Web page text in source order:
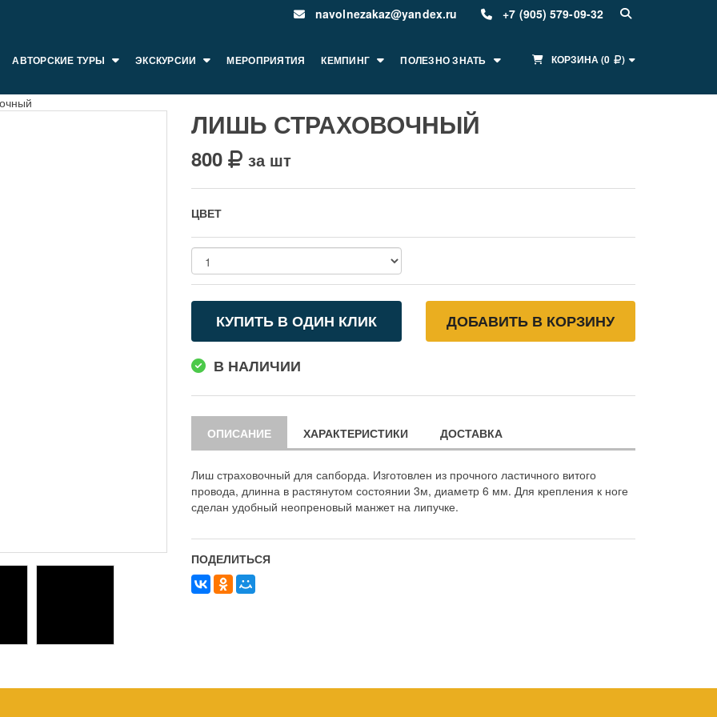
navolnezakaz@yandex.ru +7 (905) 579-09-32
АВТОРСКИЕ ТУРЫ ЭКСКУРСИИ МЕРОПРИЯТИЯ КЕМПИНГ ПОЛЕЗНО ЗНАТЬ КОРЗИНА(0 )
ЛИШЬ СТРАХОВОЧНЫЙ
800 за шт
ЦВЕТ
КУПИТЬ В ОДИН КЛИК ДОБАВИТЬ В КОРЗИНУ
В НАЛИЧИИ
ОПИСАНИЕ ХАРАКТЕРИСТИКИ ДОСТАВКА
Лиш страховочный для сапборда. Изготовлен из прочного ластичного витого
провода, длинна в растянутом состоянии 3м, диаметр 6 мм. Для крепления к ноге
сделан удобный неопреновый манжет на липучке.
ПОДЕЛИТЬСЯ